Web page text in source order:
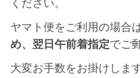
ください。
ヤマト便をご利用の場合は
め、翌日午前着指定でご
大変お手数をお掛けしま